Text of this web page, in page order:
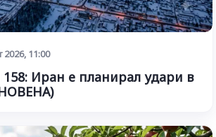
2026, 11:00
Иран е планирал удари в